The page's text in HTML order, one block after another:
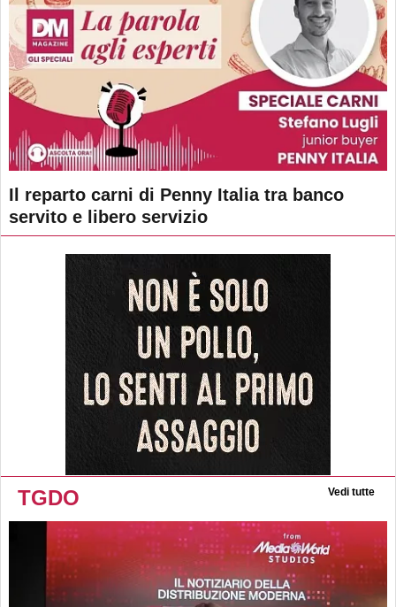
Il reparto carni di Penny Italia tra banco
servito e libero servizio
TGDO Vedi tutte